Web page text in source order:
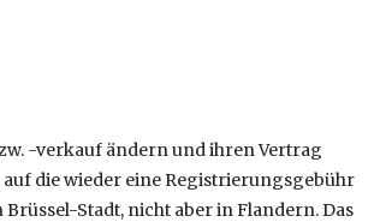
-verkauf ändern und ihren Vertrag
die wieder eine Registrierungsgebühr
Stadt, nicht aber in Flandern. Das